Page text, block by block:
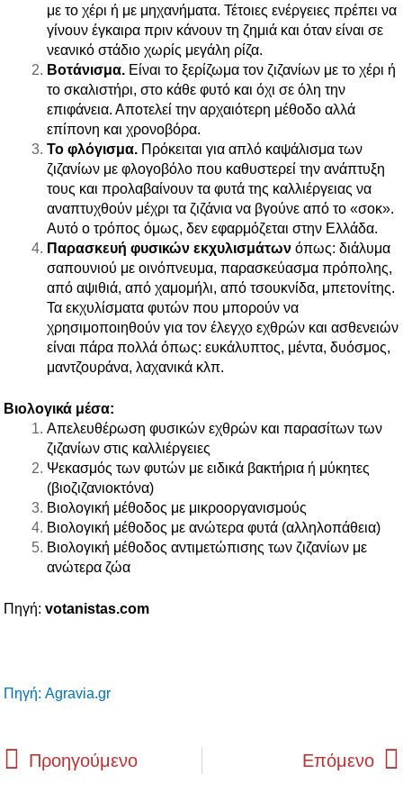
με το χέρι ή με μηχανήματα. Τέτοιες ενέργειες πρέπει να
γίνουν έγκαιρα πριν κάνουν τη ζημιά και όταν είναι σε
νεανικό στάδιο χωρίς μεγάλη ρίζα.
Βοτάνισμα. Είναι το ξερίζωμα τον ζιζανίων με το χέρι ή
το σκαλιστήρι, στο κάθε φυτό και όχι σε όλη την
επιφάνεια. Αποτελεί την αρχαιότερη μέθοδο αλλά
επίπονη και χρονοβόρα.
Το φλόγισμα. Πρόκειται για απλό καψάλισμα των
ζιζανίων με φλογοβόλο που καθυστερεί την ανάπτυξη
τους και προλαβαίνουν τα φυτά της καλλιέργειας να
αναπτυχθούν μέχρι τα ζιζάνια να βγούνε από το «σοκ».
Αυτό ο τρόπος όμως, δεν εφαρμόζεται στην Ελλάδα.
Παρασκευή φυσικών εκχυλισμάτων όπως: διάλυμα
σαπουνιού με οινόπνευμα, παρασκεύασμα πρόπολης,
από αψιθιά, από χαμομήλι, από τσουκνίδα, μπετονίτης.
Τα εκχυλίσματα φυτών που μπορούν να
χρησιμοποιηθούν για τον έλεγχο εχθρών και ασθενειών
είναι πάρα πολλά όπως: ευκάλυπτος, μέντα, δυόσμος,
μαντζουράνα, λαχανικά κλπ.
Βιολογικά μέσα:
Απελευθέρωση φυσικών εχθρών και παρασίτων των
ζιζανίων στις καλλιέργειες
Ψεκασμός των φυτών με ειδικά βακτήρια ή μύκητες
(βιοζιζανιοκτόνα)
Βιολογική μέθοδος με μικροοργανισμούς
Βιολογική μέθοδος με ανώτερα φυτά (αλληλοπάθεια)
Βιολογική μέθοδος αντιμετώπισης των ζιζανίων με
ανώτερα ζώα
Πηγή: votanistas.com
Πηγή: Agravia.gr
Prev
Προηγούμενο Επόμενο